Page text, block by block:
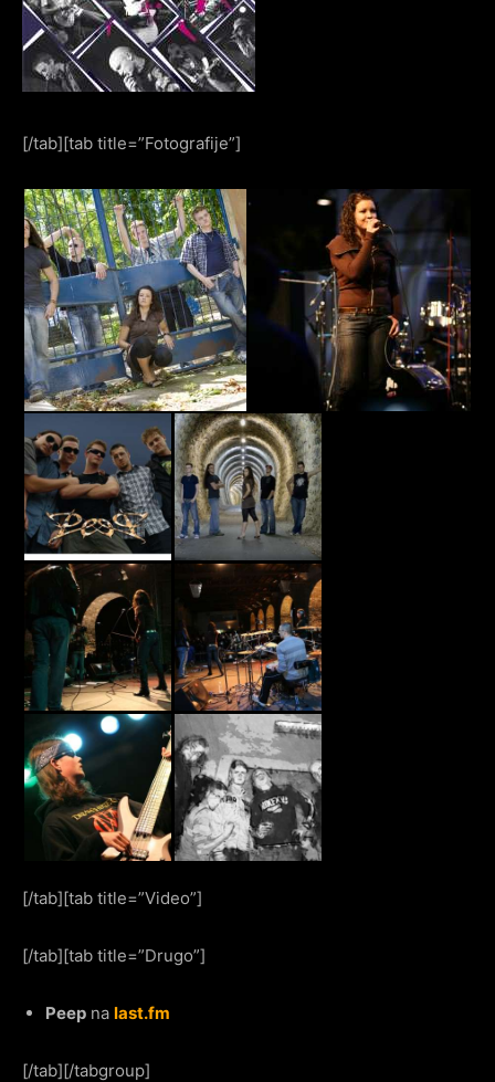
[/tab][tab title=”Fotografije”]
[/tab][tab title=”Video”]
[/tab][tab title=”Drugo”]
Peep na last.fm
[/tab][/tabgroup]